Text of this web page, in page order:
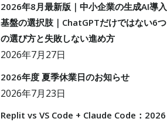
2026年8月最新版｜中小企業の生成AI導入
基盤の選択肢｜ChatGPTだけではない6つ
の選び方と失敗しない進め方
2026年7月27日
2026年度 夏季休業日のお知らせ
2026年7月23日
Replit vs VS Code + Claude Code：2026